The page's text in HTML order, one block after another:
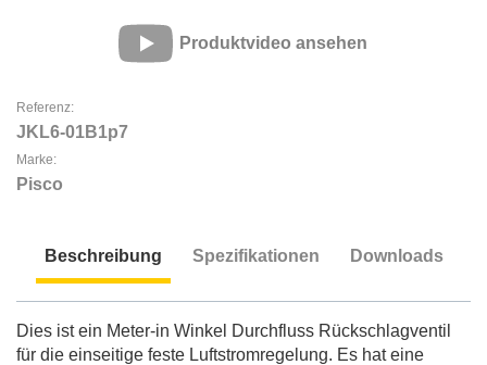
Produktvideo ansehen
Referenz:
JKL6-01B1p7
Marke:
Pisco
Beschreibung Spezifikationen Downloads
Dies ist ein Meter-in Winkel Durchfluss Rückschlagventil
für die einseitige feste Luftstromregelung. Es hat eine